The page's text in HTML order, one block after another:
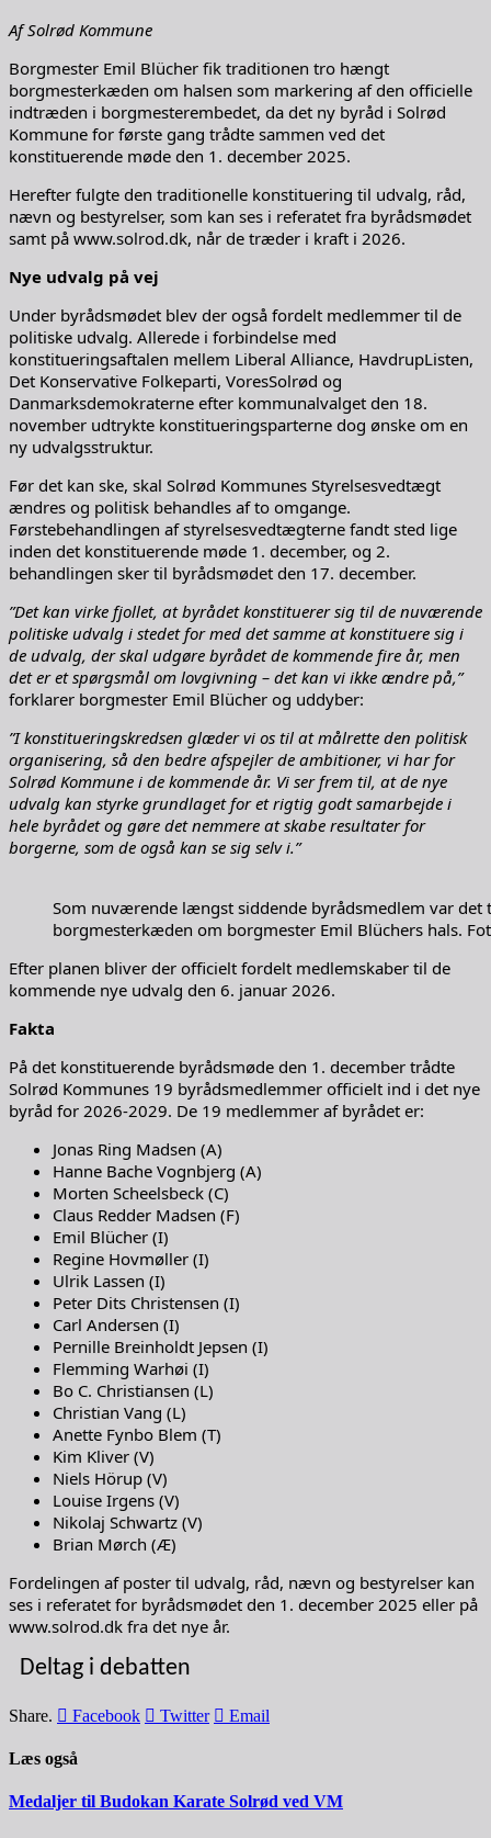
Af Solrød Kommune
Borgmester Emil Blücher fik traditionen tro hængt
borgmesterkæden om halsen som markering af den officielle
indtræden i borgmesterembedet, da det ny byråd i Solrød
Kommune for første gang trådte sammen ved det
konstituerende møde den 1. december 2025.
Herefter fulgte den traditionelle konstituering til udvalg, råd,
nævn og bestyrelser, som kan ses i referatet fra byrådsmødet
samt på www.solrod.dk, når de træder i kraft i 2026.
Nye udvalg på vej
Under byrådsmødet blev der også fordelt medlemmer til de
politiske udvalg. Allerede i forbindelse med
konstitueringsaftalen mellem Liberal Alliance, HavdrupListen,
Det Konservative Folkeparti, VoresSolrød og
Danmarksdemokraterne efter kommunalvalget den 18.
november udtrykte konstitueringsparterne dog ønske om en
ny udvalgsstruktur.
Før det kan ske, skal Solrød Kommunes Styrelsesvedtægt
ændres og politisk behandles af to omgange.
Førstebehandlingen af styrelsesvedtægterne fandt sted lige
inden det konstituerende møde 1. december, og 2.
behandlingen sker til byrådsmødet den 17. december.
”Det kan virke fjollet, at byrådet konstituerer sig til de nuværende
politiske udvalg i stedet for med det samme at konstituere sig i
de udvalg, der skal udgøre byrådet de kommende fire år, men
det er et spørgsmål om lovgivning – det kan vi ikke ændre på,”
forklarer borgmester Emil Blücher og uddyber:
”I konstitueringskredsen glæder vi os til at målrette den politisk
organisering, så den bedre afspejler de ambitioner, vi har for
Solrød Kommune i de kommende år. Vi ser frem til, at de nye
udvalg kan styrke grundlaget for et rigtig godt samarbejde i
hele byrådet og gøre det nemmere at skabe resultater for
borgerne, som de også kan se sig selv i.”
Som nuværende længst siddende byrådsmedlem var
borgmesterkæden om borgmester Emil Blüchers hals.
Efter planen bliver der officielt fordelt medlemskaber til de
kommende nye udvalg den 6. januar 2026.
Fakta
På det konstituerende byrådsmøde den 1. december trådte
Solrød Kommunes 19 byrådsmedlemmer officielt ind i det nye
byråd for 2026-2029. De 19 medlemmer af byrådet er:
Jonas Ring Madsen (A)
Hanne Bache Vognbjerg (A)
Morten Scheelsbeck (C)
Claus Redder Madsen (F)
Emil Blücher (I)
Regine Hovmøller (I)
Ulrik Lassen (I)
Peter Dits Christensen (I)
Carl Andersen (I)
Pernille Breinholdt Jepsen (I)
Flemming Warhøi (I)
Bo C. Christiansen (L)
Christian Vang (L)
Anette Fynbo Blem (T)
Kim Kliver (V)
Niels Hörup (V)
Louise Irgens (V)
Nikolaj Schwartz (V)
Brian Mørch (Æ)
Fordelingen af poster til udvalg, råd, nævn og bestyrelser kan
ses i referatet for byrådsmødet den 1. december 2025 eller på
www.solrod.dk fra det nye år.
Deltag i debatten
Share. Facebook Twitter Email
Læs også
Medaljer til Budokan Karate Solrød ved VM